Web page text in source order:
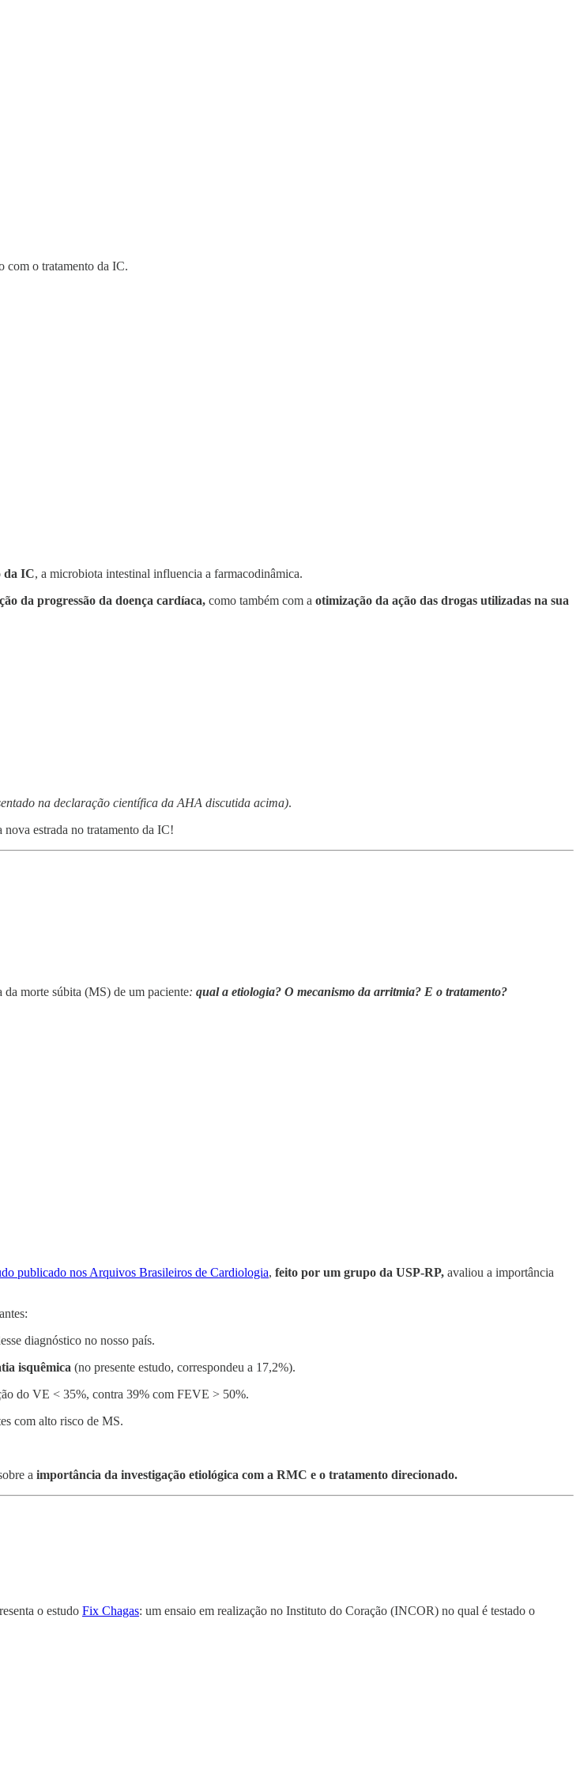
com o tratamento da IC.
da IC, a microbiota intestinal influencia a farmacodinâmica.
da progressão da doença cardíaca, como também com a otimização da ação das drogas utilizadas na sua
na declaração científica da AHA discutida acima).
nova estrada no tratamento da IC!
da morte súbita (MS) de um paciente: qual a etiologia? O mecanismo da arritmia? E o tratamento?
publicado nos Arquivos Brasileiros de Cardiologia, feito por um grupo da USP-RP, avaliou a importância
diagnóstico no nosso país.
isquêmica (no presente estudo, correspondeu a 17,2%).
do VE < 35%, contra 39% com FEVE > 50%.
com alto risco de MS.
a importância da investigação etiológica com a RMC e o tratamento direcionado.
o estudo Fix Chagas: um ensaio em realização no Instituto do Coração (INCOR) no qual é testado o